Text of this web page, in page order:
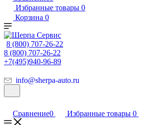
Избранные товары 0
Корзина 0
8 (800) 707-26-22
8 (800) 707-26-22
+7(495)940-96-89
info@sherpa-auto.ru
Сравнение0 Избранные товары 0